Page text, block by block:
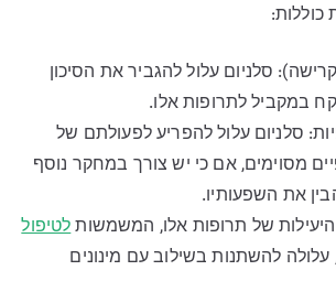
כוללות:
סלניום עלול להגביר את הסיכון
במקביל לתרופות אלו.
סלניום עלול להפריע לפעולתם של
מסוימים, אם כי יש צורך במחקר נוסף
את השפעותיו.
היעילות של תרופות אלו, המשמשותלטיפול
עלולה להשתנות בשילוב עם מינונים